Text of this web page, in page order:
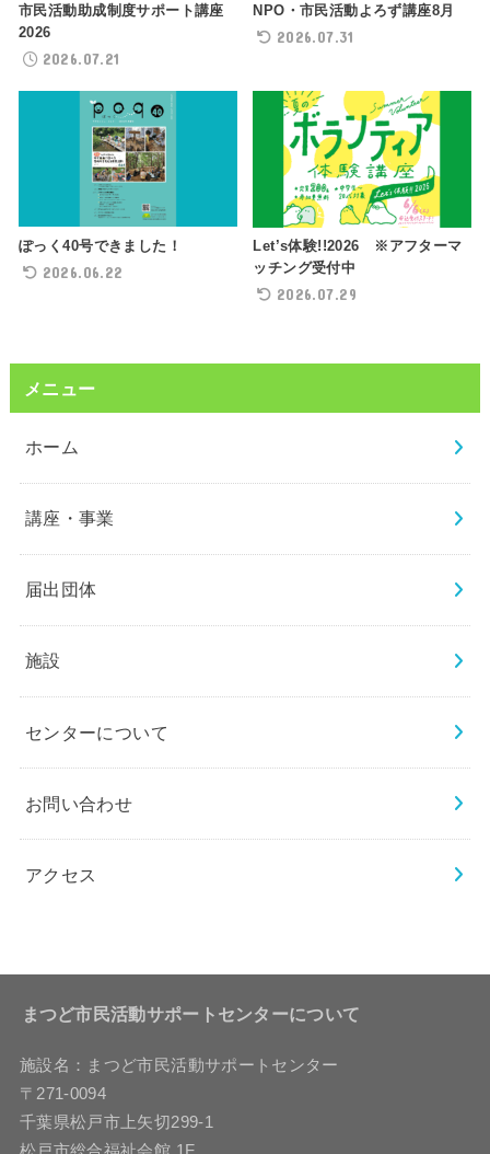
市民活動助成制度サポート講座
2026
2026.07.21
NPO・市民活動よろず講座8月
2026.07.31
ぽっく40号できました！
2026.06.22
Let’s体験!!2026 ※アフターマ
ッチング受付中
2026.07.29
メニュー
ホーム
講座・事業
届出団体
施設
センターについて
お問い合わせ
アクセス
まつど市民活動サポートセンターについて
施設名：まつど市民活動サポートセンター
〒271-0094
千葉県松戸市上矢切299-1
松戸市総合福祉会館 1F